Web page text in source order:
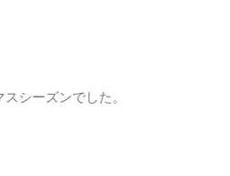
シーズンでした。